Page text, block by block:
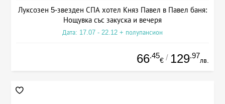
Луксозен 5-звезден СПА хотел Княз Павел в Павел баня:
Нощувка със закуска и вечеря
Дата: 17.07 - 22.12 + полупансион
66.45
€ / 129.97
лв.